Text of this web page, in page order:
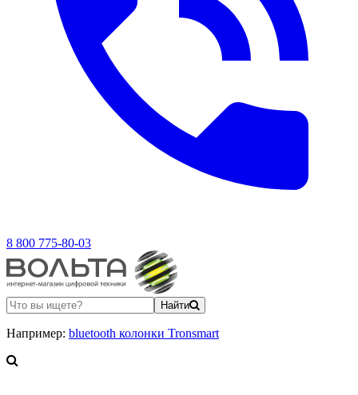
8 800 775-80-03
Найти
Например: bluetooth колонки Tronsmart